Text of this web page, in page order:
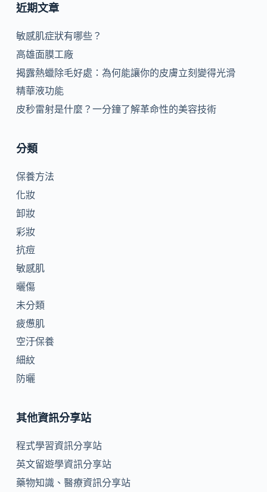
近期文章
敏感肌症狀有哪些？
高雄面膜工廠
揭露熱蠟除毛好處：為何能讓你的皮膚立刻變得光滑
精華液功能
皮秒雷射是什麼？一分鐘了解革命性的美容技術
分類
保養方法
化妝
卸妝
彩妝
抗痘
敏感肌
曬傷
未分類
疲憊肌
空汙保養
細紋
防曬
其他資訊分享站
程式學習資訊分享站
英文留遊學資訊分享站
藥物知識、醫療資訊分享站